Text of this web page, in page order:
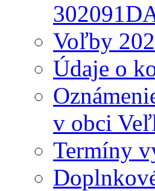
Voľby
Údaje o
v obci
Termíny